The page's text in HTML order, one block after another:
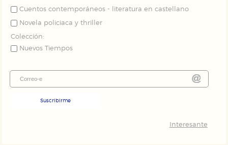
Cuentos contemporáneos - literatura en castellano
Novela policiaca y thriller
Colección:
Nuevos Tiempos
Suscribirme
Interesante